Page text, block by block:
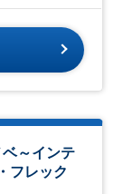
～インテ
フレック